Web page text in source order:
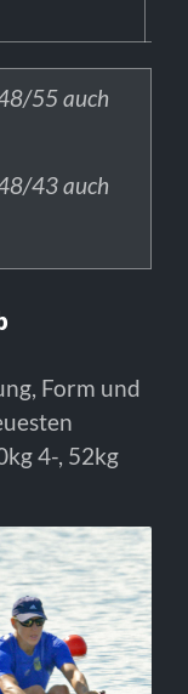
55 auch
43 auch
Form und
4-, 52kg